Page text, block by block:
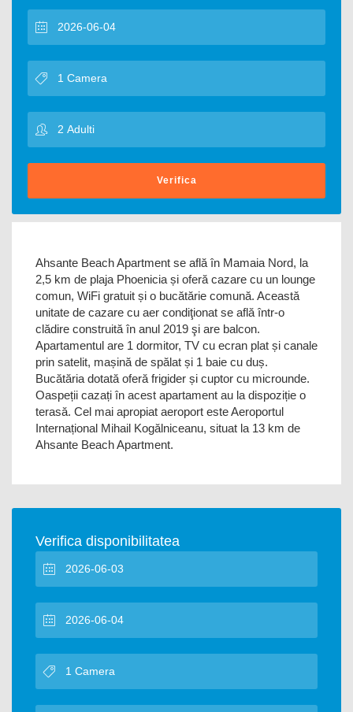
Verifica
Ahsante Beach Apartment se află în Mamaia Nord, la
2,5 km de plaja Phoenicia și oferă cazare cu un lounge
comun, WiFi gratuit și o bucătărie comună. Această
unitate de cazare cu aer condiţionat se află într-o
clădire construită în anul 2019 şi are balcon.
Apartamentul are 1 dormitor, TV cu ecran plat și canale
prin satelit, mașină de spălat și 1 baie cu duș.
Bucătăria dotată oferă frigider și cuptor cu microunde.
Oaspeții cazați în acest apartament au la dispoziție o
terasă. Cel mai apropiat aeroport este Aeroportul
Internațional Mihail Kogălniceanu, situat la 13 km de
Ahsante Beach Apartment.
Verifica disponibilitatea